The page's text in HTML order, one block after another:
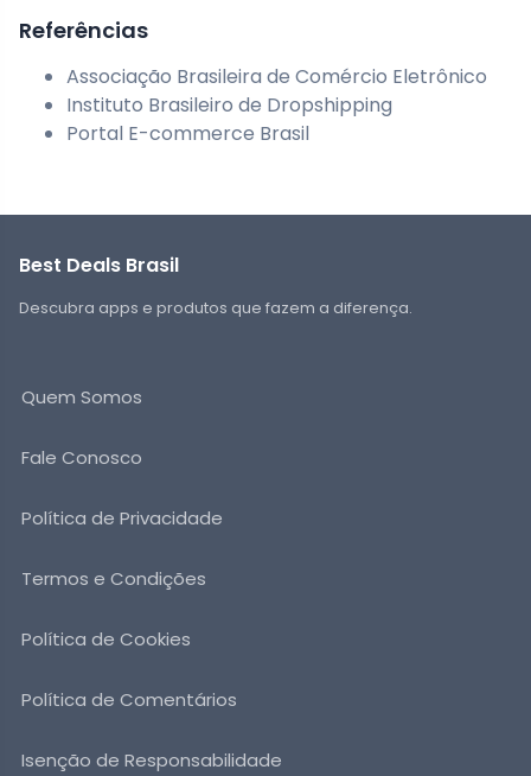
Referências
Associação Brasileira de Comércio Eletrônico
Instituto Brasileiro de Dropshipping
Portal E-commerce Brasil
Best Deals Brasil
Descubra apps e produtos que fazem a diferença.
Quem Somos
Fale Conosco
Política de Privacidade
Termos e Condições
Política de Cookies
Política de Comentários
Isenção de Responsabilidade